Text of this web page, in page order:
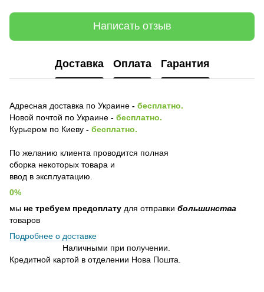
Написать отзыв
Доставка Оплата Гарантия
Адресная доставка по Украине - бесплатно.
Новой почтой по Украине - бесплатно.
Курьером по Киеву - бесплатно.
По желанию клиента проводится полная
сборка некоторых товара и
ввод в эксплуатацию.
0%
мы не требуем предоплату для отправки большинства
товаров
Подробнее о доставке
Наличными при получении.
Кредитной картой в отделении Нова Пошта.